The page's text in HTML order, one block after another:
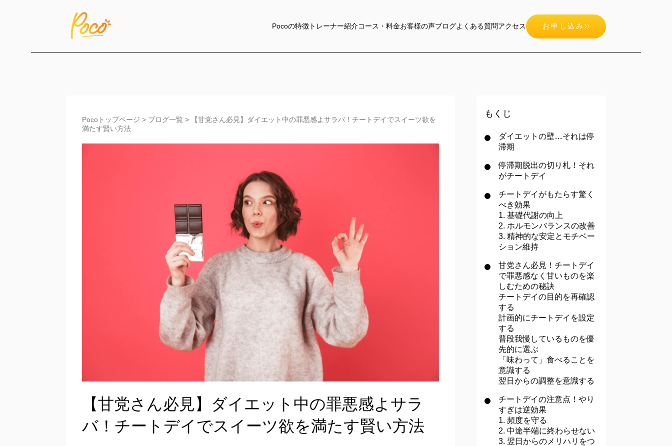
Pocoの特徴 トレーナー紹介コース・料金お客様の声ブログよくある質問アクセス お申し込み
Pocoトップページ > ブログ一覧 >
【甘党さん必見】ダイエット中の罪悪感よサラバ！チートデイでスイーツ欲を
満たす賢い方法
【甘党さん必見】ダイエット中の罪悪感よサラ
バ！チートデイでスイーツ欲を満たす賢い方法
もくじ
ダイエットの壁…それは停
滞期
停滞期脱出の切り札！それ
がチートデイ
チートデイがもたらす驚く
べき効果
1. 基礎代謝の向上
2. ホルモンバランスの改善
3. 精神的な安定とモチベー
ション維持
甘党さん必見！チートデイ
で罪悪感なく甘いものを楽
しむための秘訣
チートデイの目的を再確認
する
計画的にチートデイを設定
する
普段我慢しているものを優
先的に選ぶ
「味わって」食べることを
意識する
翌日からの調整を意識する
チートデイの注意点！やり
すぎは逆効果
1. 頻度を守る
2. 中途半端に終わらせない
3. 翌日からのメリハリをつ